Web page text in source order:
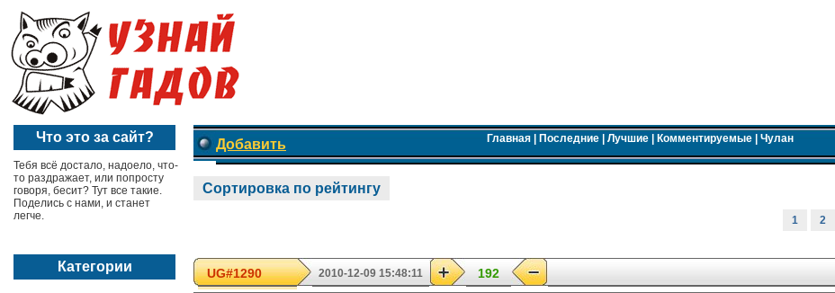
Что это за сайт?
Тебя всё достало, надоело, что-
то раздражает, или попросту
говоря, бесит? Тут все такие.
Поделись с нами, и станет
легче.
Категории
Добавить Главная| Последние| Лучшие| Комментируемые| Чулан
Сортировка по рейтингу
1 2
UG#1290 2010-12-09 15:48:11 192